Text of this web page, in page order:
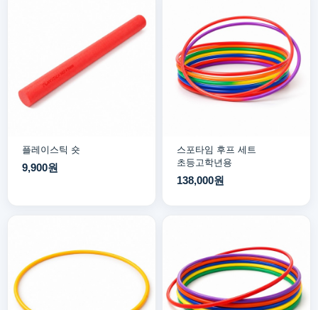
플레이스틱 숏
9,900원
스포타임 후프 세트
초등고학년용
138,000원